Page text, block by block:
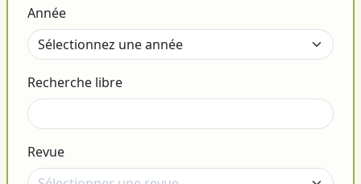
Année
Recherche libre
Revue